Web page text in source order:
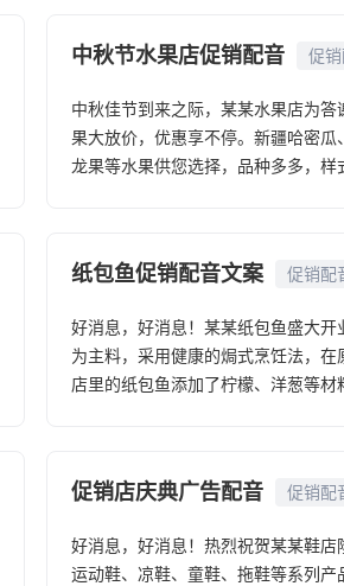
中秋节水果店促销配音 促
中秋佳节到来之际，某某水果店为
果大放价，优惠享不停。新疆哈密
龙果等水果供您选择，品种多多，样
纸包鱼促销配音文案 促销配
好消息，好消息！某某纸包鱼盛大
为主料，采用健康的焗式烹饪法，在
店里的纸包鱼添加了柠檬、洋葱等材
促销店庆典广告配音 促销配
好消息，好消息！热烈祝贺某某鞋店
运动鞋、凉鞋、童鞋、拖鞋等系列